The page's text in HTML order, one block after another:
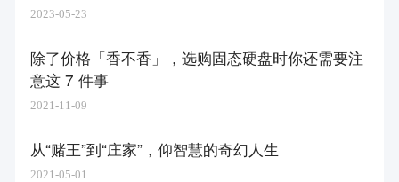
2023-05-23
除了价格「香不香」，选购固态硬盘时你还需要注
意这 7 件事
2021-11-09
从“赌王”到“庄家”，仰智慧的奇幻人生
2021-05-01